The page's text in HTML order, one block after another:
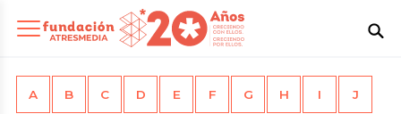
A B C D E F G H I J